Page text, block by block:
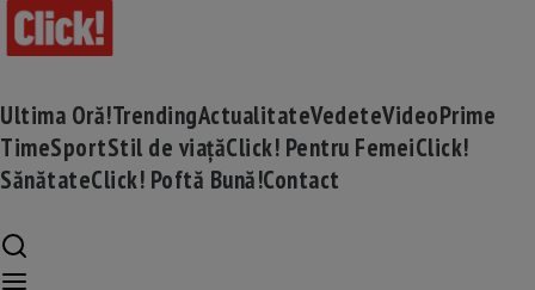
Ultima Oră!TrendingActualitateVedeteVideoPrime
TimeSportStil de viațăClick! Pentru FemeiClick!
SănătateClick! Poftă Bună!Contact